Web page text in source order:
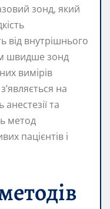
зонд, який
від внутрішнього
швидше зонд
вимірів
на
анестезії та
метод
пацієнтів і